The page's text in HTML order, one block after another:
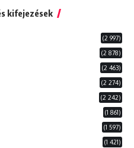
kifejezések
(2 997)
(2 878)
(2 463)
(2 274)
(2 242)
(1 861)
(1 597)
(1 421)